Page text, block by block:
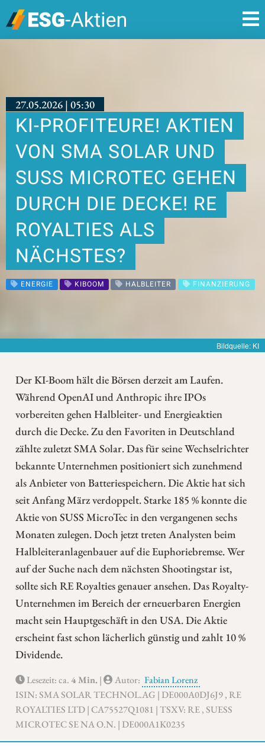
27.05.2026 | 05:30
KI-PROFITEURE! AKTIEN
VON SMA SOLAR UND
SUSS MICROTEC GEHEN
DURCH DIE DECKE! RE
ROYALTIES ALS
NÄCHSTES?
ENERGIE KIBOOM HALBLEITER FINANZIERUNG
Bildquelle: KI
Der KI-Boom hält die Börsen derzeit am Laufen.
Während OpenAI und Anthropic ihre IPOs
vorbereiten gehen Halbleiter- und Energieaktien
durch die Decke. Zu den Favoriten in Deutschland
zählte zuletzt SMA Solar. Das für seine Wechselrichter
bekannte Unternehmen positioniert sich zunehmend
als Anbieter von Batteriespeichern. Die Aktie hat sich
seit Anfang März verdoppelt. Starke 185 % konnte die
Aktie von SUSS MicroTec in den vergangenen sechs
Monaten zulegen. Doch jetzt treten Analysten beim
Halbleiteranlagenbauer auf die Euphoriebremse. Wer
auf der Suche nach dem nächsten Shootingstar ist,
sollte sich RE Royalties genauer ansehen. Das Royalty-
Unternehmen im Bereich der erneuerbaren Energien
macht sein Hauptgeschäft in den USA. Die Aktie
erscheint fast schon lächerlich günstig und zahlt 10 %
Dividende.
Lesezeit: ca.4 Min. | Autor: Fabian Lorenz
ISIN: SMA SOLAR TECHNOL.AG | DE000A0DJ6J9 , RE
ROYALTIES LTD | CA75527Q1081 | TSXV: RE , SUESS
MICROTEC SE NA O.N. | DE000A1K0235